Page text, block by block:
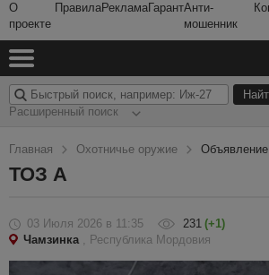
О
проекте
ПравилаРекламаГарантАнти-
мошенник
Расширенный поиск
Главная Охотничье оружие
ТОЗ А
03 Июля 2026 в 11:35 231 (+1)
Чамзинка , Республика Мордовия